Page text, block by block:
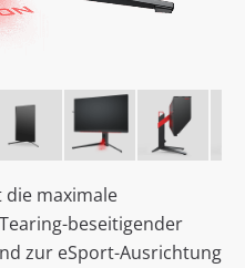
die maximale
beseitigender
zur eSport-Ausrichtung